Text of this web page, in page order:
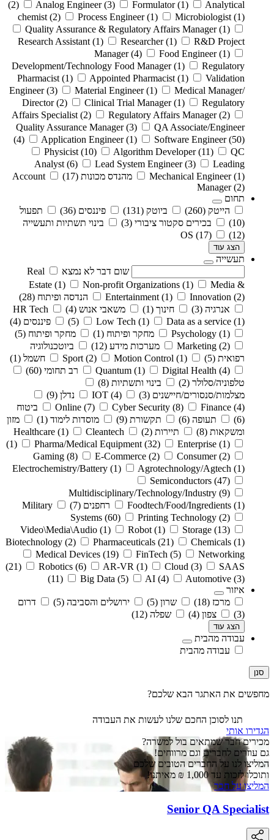
(2) Analog Engineer (3) Formulator (1)
Analytical
chemist (2) Process Engineer (1) Microbiologist (1)
Quality Assurance & Regulatory Affairs Manager (1)
Research Assistant (1) Researcher (1)
R&D Project
Manager (4) Food Engineer (1)
Development/Technology Food Manager (1)
Regulatory
Pharmacist (1) Appointed Pharmacist (1)
Validation
Engineer (3) Material Engineer (1)
Medical Manager/
Director (2) Clinical Trial Manager (1)
Regulatory
Affairs Specialist (2) Regulatory Affairs Manager (2)
Quality Assurance Manager (3)
QA Associate/Engineer
(4)
Application Engineer (1) Software Engineer (50)
Physicist (10) Algorithm Developer (11)
QC
Analyst (6) Lead System Engineer (3)
Leading
Mechanical Engineer (1) מהנדס מכונות (17)
Account
Manager (2)
תחום
הייטק (260) ביוטק (131) פיננסים (36)
תפעול
(10)
בכירים סקטור ציבורי (3)
בינוי תשתיות ותעשייה
(12)
OS (17)
הצג עוד
תעשייה
שום דבר לא נמצא
Real
Estate (1) Non-profit Organizations (1)
Media &
Entertainment (1) Innovation (2) הנדסה ופיתוח (28)
אנרגיה (3) חינוך (1) משאבי אנוש (4)
HR Tech
(5)
Low Tech (1) Data as a service (1) פיננסים (4)
Psychology (1) מחקר ופיתוח (1) מחקר ופיתוח (5)
Marketing (2) מערכות מידע (12)
ביוטכנולוגיה
רפואית (5)
Sport (2) Motion Control (1) חשמל (1)
Quantum (1) Digital Health (4) רב תחומי (60)
טלפוניה/סלולר (2) בינוי ותשתיות (8)
מצלמות/סנסורים/חיישנים (3)
IOT (4) נדלן (9)
Online (7) Cyber Security (8) Finance (4)
ביטוח
(6)
תעופה (6) תקשורת (9) מוסדות לימוד (1)
מזון
ומשקאות (8) תיירות (2)
Healthcare (1)
Cleantech
(1)
Pharma/Medical Equipment (32) Enterprise (1)
Gaming (8) E-Commerce (2) Consumer (2)
Electrochemistry/Battery (1) Agrotechnology/Agtech (1)
Semiconductors (47)
Multidisciplinary/Technology/Industry (9)
Foodtech/Food/Ingredients (1) רחפנים (7)
Military
Systems (60) Printing Technology (2)
Video\Media\Audio (1) Robot (1) Storage (13)
Biotechnology (2) Pharmaceuticals (21) Chemicals (1)
Medical Devices (19) FinTech (5)
Networking
(21)
Robotics (6) AR-VR (1) Cloud (3)
SAAS
(11)
Big Data (5) AI (4) Automotive (3)
איזור
מרכז (18) שרון (5) ירושלים והסביבה (5)
דרום
(3)
צפון (4) שפלה (12)
הצג עוד
עבודה מהבית
עבודה מהבית
סנן
מחפשים את האתגר הבא שלכם?
תנו לסוכן החכם שלנו לעשות את העבודה
הגדירו אותי
מכירים חבר שמתאים בול למשרה?
גם עוזרים לחברים וגם מרווחים!
המליצו לנו על החברים הטובים שלכם
ותוכלו לזכות עד 1,000 ₪ מאיתנו!
המליצו על חבר
Senior QA Specialist